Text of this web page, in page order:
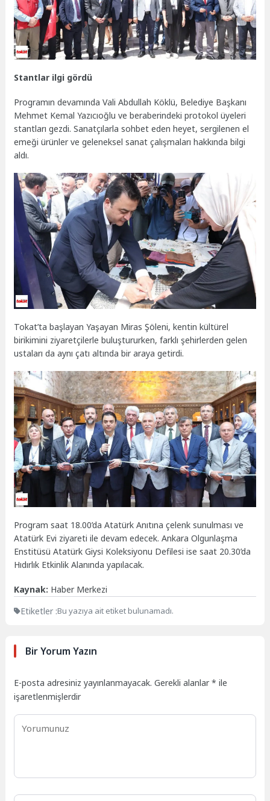
Stantlar ilgi gördü
Programın devamında Vali Abdullah Köklü, Belediye Başkanı
Mehmet Kemal Yazıcıoğlu ve beraberindeki protokol üyeleri
stantları gezdi. Sanatçılarla sohbet eden heyet, sergilenen el
emeği ürünler ve geleneksel sanat çalışmaları hakkında bilgi
aldı.
Tokat’ta başlayan Yaşayan Miras Şöleni, kentin kültürel
birikimini ziyaretçilerle buluştururken, farklı şehirlerden gelen
ustaları da aynı çatı altında bir araya getirdi.
Program saat 18.00’da Atatürk Anıtına çelenk sunulması ve
Atatürk Evi ziyareti ile devam edecek. Ankara Olgunlaşma
Enstitüsü Atatürk Giysi Koleksiyonu Defilesi ise saat 20.30’da
Hıdırlık Etkinlik Alanında yapılacak.
Kaynak: Haber Merkezi
Etiketler :Bu yazıya ait etiket bulunamadı.
Bir Yorum Yazın
E-posta adresiniz yayınlanmayacak. Gerekli alanlar* ile
işaretlenmişlerdir